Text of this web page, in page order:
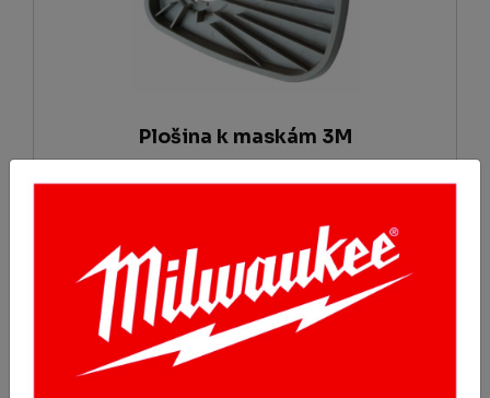
Plošina k maskám 3M
s DPH 263.3 Kč
Koupit